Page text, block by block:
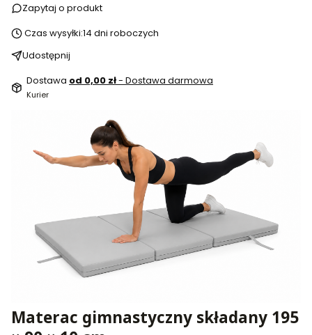
Zapytaj o produkt
Czas wysyłki:14 dni roboczych
Udostępnij
Dostawa od 0,00 zł- Dostawa darmowa
Kurier
Materac gimnastyczny składany 195